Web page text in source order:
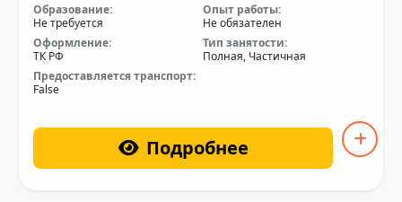
Образование:
Не требуется
Опыт работы:
Не обязателен
Оформление:
ТК РФ
Тип занятости:
Полная, Частичная
Предоставляется транспорт:
False
Подробнее